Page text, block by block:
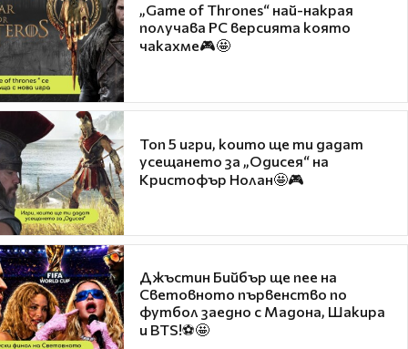
„Game of Thrones“ най-накрая
получава PC версията която
чакахме🎮🤩
Топ 5 игри, които ще ти дадат
усещането за „Одисея“ на
Кристофър Нолан🤩🎮
Джъстин Бийбър ще пее на
Световното първенство по
футбол заедно с Мадона, Шакира
и BTS!⚽🤩